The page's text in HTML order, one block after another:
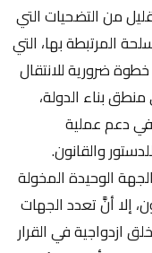
من التضحيات التي
المرتبطة بها، التي
ضرورية للانتقال
منطق بناء الدولة،
في دعم عملية
والقانون.
الوحيدة المخولة
إلا أنَّ تعدد الجهات
ازدواجية في القرار